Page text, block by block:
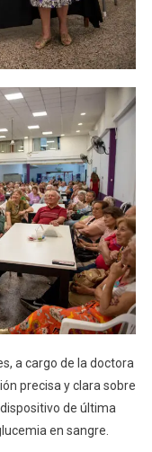
a cargo de la doctora
precisa y clara sobre
de última
en sangre.